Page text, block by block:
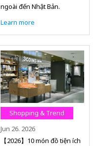
ngoài đến Nhật Bản.
Learn more
Shopping & Trend
Jun 26. 2026
【2026】10 món đồ tiện ích